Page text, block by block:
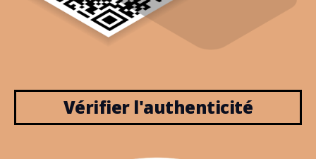
Vérifier l'authenticité